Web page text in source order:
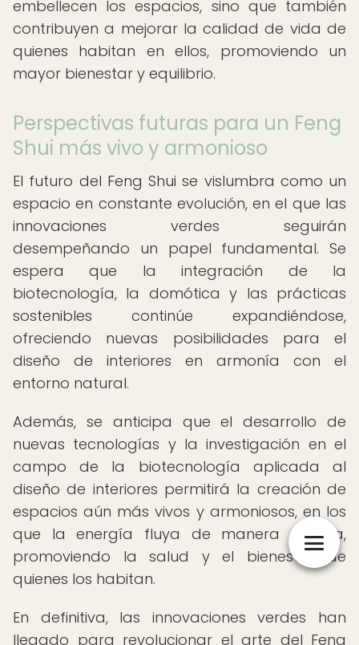
embellecen los espacios, sino que también
contribuyen a mejorar la calidad de vida de
quienes habitan en ellos, promoviendo un
mayor bienestar y equilibrio.
Perspectivas futuras para un Feng
Shui más vivo y armonioso
El futuro del Feng Shui se vislumbra como un
espacio en constante evolución, en el que las
innovaciones verdes seguirán
desempeñando un papel fundamental. Se
espera que la integración de la
biotecnología, la domótica y las prácticas
sostenibles continúe expandiéndose,
ofreciendo nuevas posibilidades para el
diseño de interiores en armonía con el
entorno natural.
Además, se anticipa que el desarrollo de
nuevas tecnologías y la investigación en el
campo de la biotecnología aplicada al
diseño de interiores permitirá la creación de
espacios aún más vivos y armoniosos, en los
que la energía fluya de manera óptima,
promoviendo la salud y el bienestar de
quienes los habitan.
En definitiva, las innovaciones verdes han
llegado para revolucionar el arte del Feng